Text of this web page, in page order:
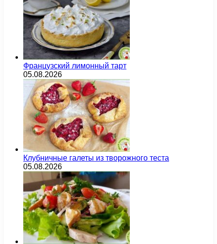
Французский лимонный тарт
05.08.2026
Клубничные галеты из творожного теста
05.08.2026